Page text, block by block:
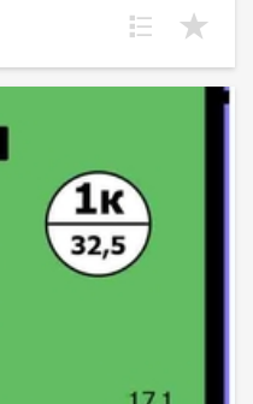
быстро можно
района по
с жилым комплексам
сады, супермаркеты,
и парки для прогулок.
зоны отдыха,
есть детская и
как для самых
Паркинг Наземная